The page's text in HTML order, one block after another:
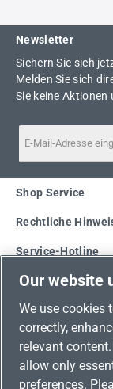
Newsletter
Sichern Sie sich
Melden Sie sich
Sie keine Aktionen
Service-Hotline
Shop Service
Rechtliche
Unsere Vorteile
Versandarten
Zahlungsarten
Adresse
Our website
We use cookies
correctly,
relevant
allow only
preferences.